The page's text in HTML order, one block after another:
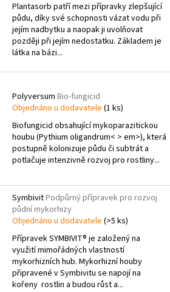
Plantasorb patří mezi přípravky zlepšující
půdu, díky své schopnosti vázat vodu při
jejím nadbytku a naopak ji uvolňovat
později při jejím nedostatku. Základem je
látka na bázi...
Polyversum Bio-fungicid
Objednáno u dodavatele (1 ks)
Biofungicid obsahující mykoparazitickou
houbu (Pythium oligandrum< > em>), která
postupně kolonizuje půdu či subtrát a
potlačuje intenzivně rozvoj pro rostliny...
SymbivitPodpůrný přípravek pro rozvoj
půdní mykorhizy
Objednáno u dodavatele (>5 ks)
Přípravek SYMBIVIT® je založený na
využití mimořádných vlastností
mykorhizních hub. Mykorhizní houby
připravené v Symbivitu se napojí na
kořeny rostlin a budou růst a...